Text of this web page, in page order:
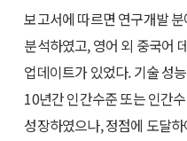
보고서에 따르면 연구개발
분석하였고, 영어 외 중국어
업데이트가 있었다. 기술 성
10년간 인간수준 또는 인간
성장하였으나, 정점에 도달